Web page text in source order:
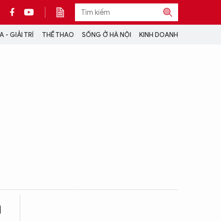
- GIẢI TRÍ THỂ THAO SỐNG Ở HÀ NỘI KINH DOANH